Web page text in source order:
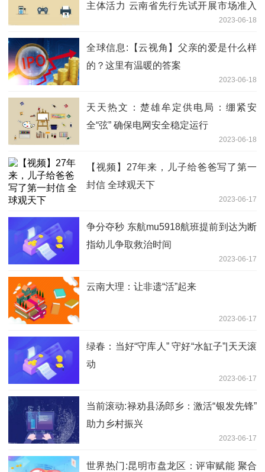
主体活力 云南省先行先试开展市场准入
2023-06-18
全球信息:【云视角】父亲的爱是什么样
的？这里有温暖的答案
2023-06-18
天天热文：楚雄牟定供电局：绷紧安
全“弦” 确保电网安全稳定运行
2023-06-18
【视频】27年来，儿子给爸爸写了第一
封信 全球观天下
2023-06-17
争分夺秒 东航mu5918航班提前到达为断
指幼儿争取救治时间
2023-06-17
云南大理：让非遗“活”起来
2023-06-17
绿春：当好“守库人” 守好“水缸子”|天天滚
动
2023-06-17
当前滚动:禄劝县汤郎乡：激活“银发先锋”
助力乡村振兴
2023-06-17
世界热门:昆明市盘龙区：评审赋能 聚合